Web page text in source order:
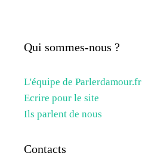
Qui sommes-nous ?
L'équipe de Parlerdamour.fr
Ecrire pour le site
Ils parlent de nous
Contacts